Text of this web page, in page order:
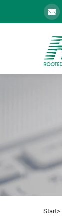
Start>